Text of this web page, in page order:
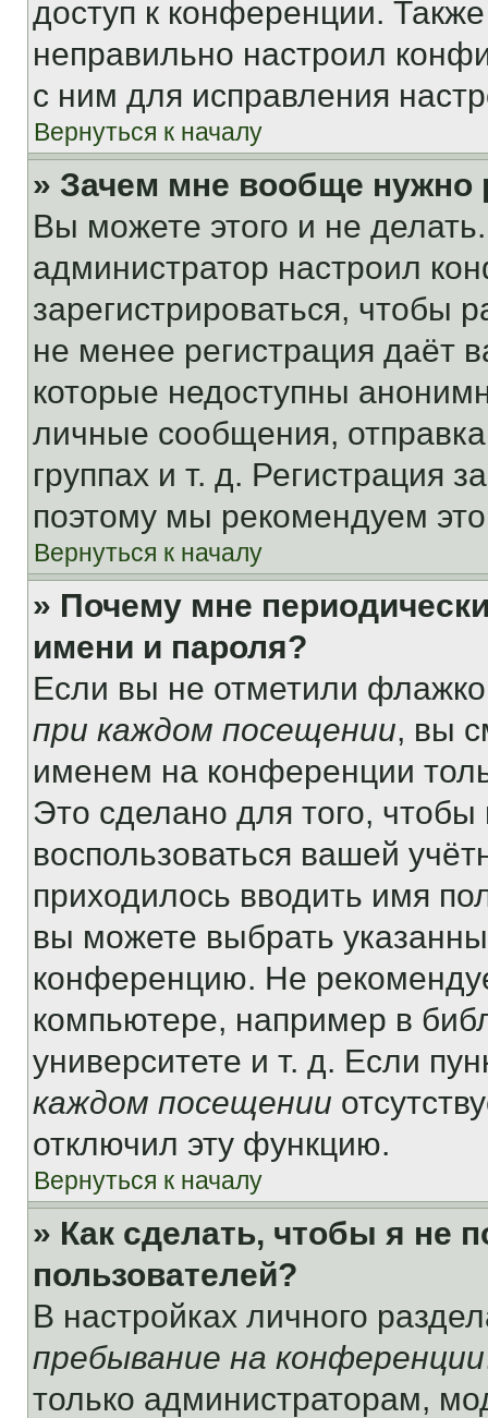
доступ к конференции.
неправильно настроил
с ним для исправления
Вернуться к началу
» Зачем мне вообще нужно
Вы можете этого и не
администратор настроил
зарегистрироваться, чтобы
не менее регистрация даёт
которые недоступны
личные сообщения,
группах и т. д. Регистрация
поэтому мы рекомендуем
Вернуться к началу
» Почему мне
имени и пароля?
Если вы не отметили
при каждом посещении, вы
именем на конференции
Это сделано для того, чтобы
воспользоваться вашей
приходилось вводить имя
вы можете выбрать
конференцию. Не
компьютере, например в
университете и т. д. Если
каждом посещении
отключил эту функцию.
Вернуться к началу
» Как сделать, чтобы я не
пользователей?
В настройках личного
пребывание на конференции
только администраторам,